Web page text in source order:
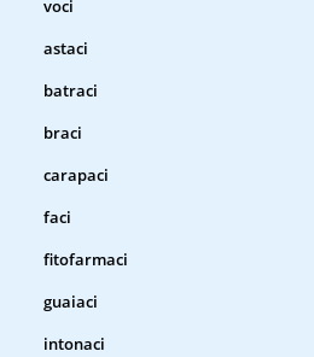
voci
astaci
batraci
braci
carapaci
faci
fitofarmaci
guaiaci
intonaci